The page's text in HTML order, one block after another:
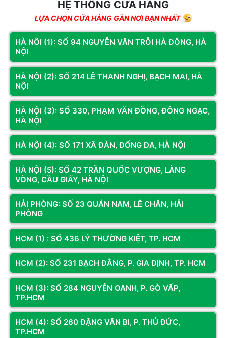
Mã SP: TA152
Tản Nhiệt Nước CPU Deepcool
LT520 WH WHITE (2 fan 12cm)
2.050.000đ
Còn hàng Thêm vào giỏ
Tản Nhiệt Nước CPU Deepcool
LT520 WH WHITE (2 fan 12cm)
Giá bán
2.050.000 đ
Bảo hành
24 Tháng
Thông số sản phẩm
Socket hỗ trợ: LGA2066/2011-
v3/2011/1700/1200/1151/11
50/1155,
sTRX4/sTR4/AM5/AM4
Kích thước Rad: 282×120×27
mm, Aluminum
HỆ THỐNG CỬA HÀNG
LỰA CHỌN CỬA HÀNG GẦN NƠI BẠN NHẤT
HÀ NÔI (1): SỐ 94 NGUYỄN VĂN TRỖI HÀ ĐÔNG, HÀ
NỘI
HÀ NỘI (2): SỐ 214 LÊ THANH NGHỊ, BẠCH MAI, HÀ
NỘI
HÀ NỘI (3): SỐ 330, PHẠM VĂN ĐỒNG, ĐÔNG NGẠC,
HÀ NỘI
HÀ NỘI (4): SỐ 171 XÃ ĐÀN, ĐỐNG ĐA, HÀ NỘI
HÀ NỘI (5): SỐ 42 TRẦN QUỐC VƯỢNG, LÀNG
VÒNG, CẦU GIẤY, HÀ NỘI
HẢI PHÒNG: SỐ 23 QUÁN NAM, LÊ CHÂN, HẢI
PHÒNG
HCM (1) : SỐ 436 LÝ THƯỜNG KIỆT, TP. HCM
HCM (2): SỐ 231 BẠCH ĐẰNG, P. GIA ĐỊNH, TP. HCM
HCM (3): SỐ 284 NGUYỄN OANH, P. GÒ VẤP,
TP.HCM
HCM (4): SỐ 260 ĐẶNG VĂN BI, P. THỦ ĐỨC,
TP.HCM